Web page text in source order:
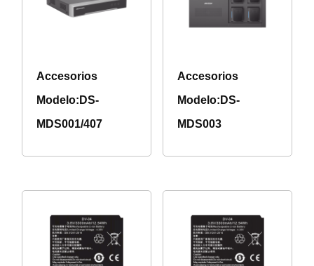
Accesorios
Modelo:DS-
MDS001/407
Accesorios
Modelo:DS-
MDS003